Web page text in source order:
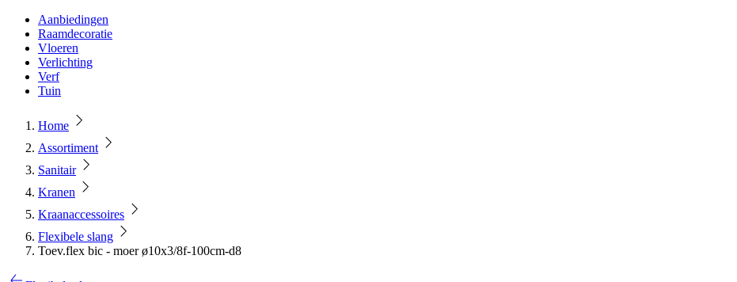
Aanbiedingen
Raamdecoratie
Vloeren
Verlichting
Verf
Tuin
Home
Assortiment
Sanitair
Kranen
Kraanaccessoires
Flexibele slang
Toev.flex bic - moer ø10x3/8f-100cm-d8